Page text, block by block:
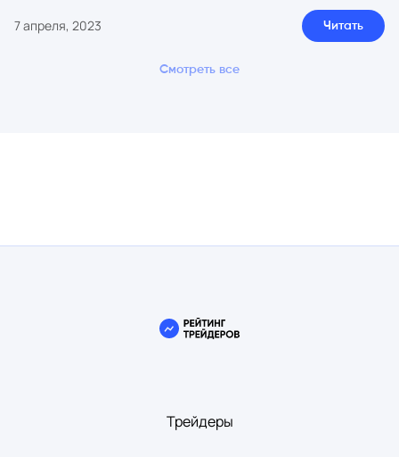
7 апреля, 2023 Читать
Смотреть все
Трейдеры